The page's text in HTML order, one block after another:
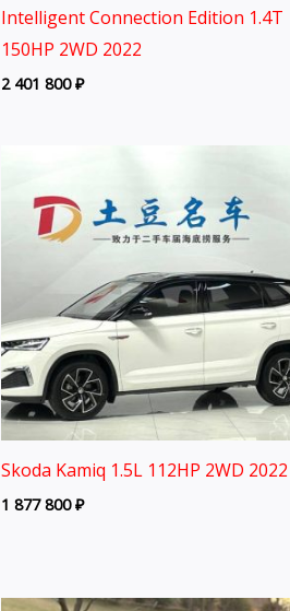
Intelligent Connection Edition 1.4T
150HP 2WD 2022
2 401 800₽
Skoda Kamiq 1.5L 112HP 2WD 2022
1 877 800₽